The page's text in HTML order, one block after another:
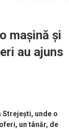
mașină și
au ajuns
Strejești, unde o
un tânăr, de